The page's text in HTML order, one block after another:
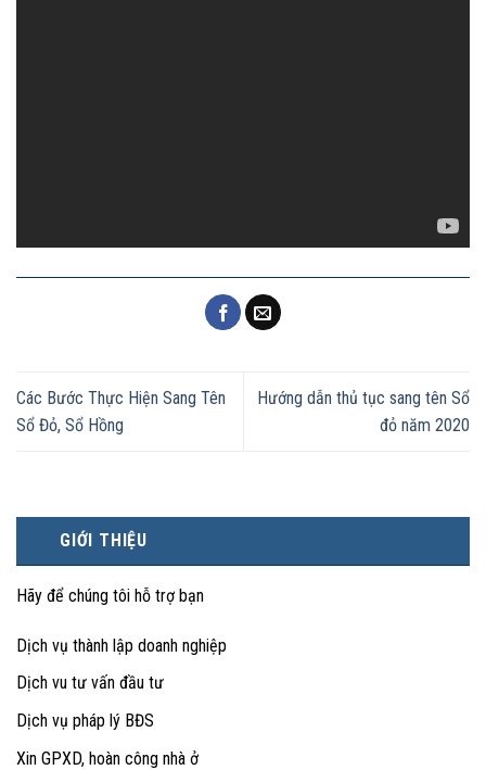
GIỚI THIỆU
Hãy để chúng tôi hỗ trợ bạn
Dịch vụ thành lập doanh nghiệp
Dịch vu tư vấn đầu tư
Dịch vụ pháp lý BĐS
Xin GPXD, hoàn công nhà ở
Các Bước Thực Hiện Sang Tên
Sổ Đỏ, Sổ Hồng
Hướng dẫn thủ tục sang tên Sổ
đỏ năm 2020